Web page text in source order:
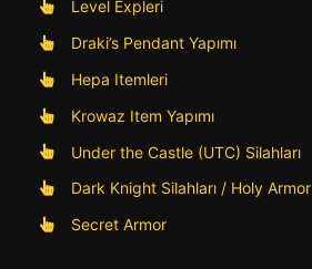
Level Expleri
Draki’s Pendant Yapımı
Hepa Itemleri
Krowaz Item Yapımı
Under the Castle (UTC) Silahları
Dark Knight Silahları / Holy Armor
Secret Armor